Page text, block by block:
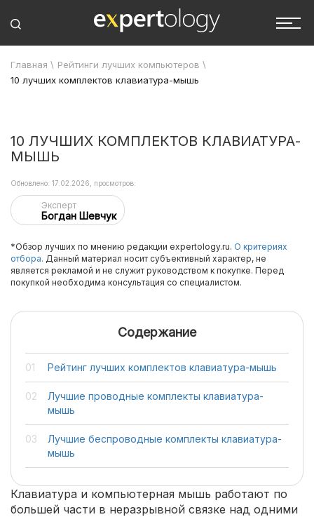
Главная \ Рейтинги лучших компьютеров \
10 лучших комплектов клавиатура-мышь
10 ЛУЧШИХ КОМПЛЕКТОВ КЛАВИАТУРА-
МЫШЬ
Эксперт
Богдан Шевчук
Обновлено: 17.02.2026, просмотров:
*Обзор лучших по мнению редакции expertology.ru. О критериях
отбора. Данный материал носит субъективный характер, не
является рекламой и не служит руководством к покупке. Перед
покупкой необходима консультация со специалистом.
Содержание
Рейтинг лучших комплектов клавиатура-мышь
Лучшие проводные комплекты клавиатура-
мышь
Лучшие беспроводные комплекты клавиатура-
мышь
Клавиатура и компьютерная мышь работают по
большей части в неразрывной связке над одними